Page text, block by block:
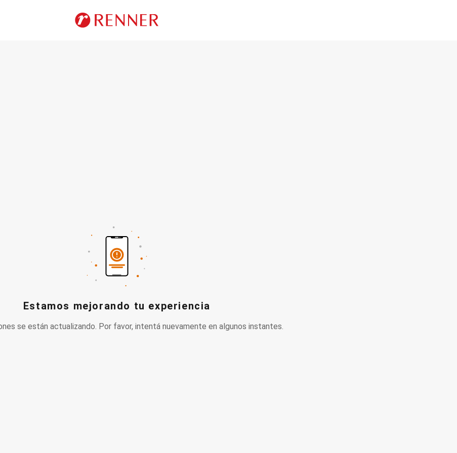
Estamos mejorando tu experiencia
se están actualizando. Por favor, intentá nuevamente en algunos instantes.